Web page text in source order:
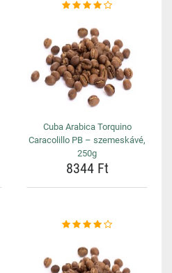
Cuba Arabica Torquino
Caracolillo PB – szemeskávé,
250g
8344 Ft